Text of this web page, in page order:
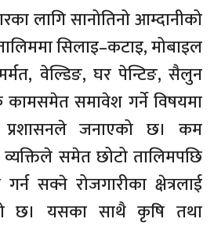
लागि सानोतिनो आम्दानीको
सिलाइ–कटाइ, मोबाइल
वेल्डिङ, घर पेन्टिङ, सैलुन
कामसमेत समावेश गर्ने विषयमा
जनाएको छ। कम
समेत छोटो तालिमपछि
सक्ने रोजगारीका क्षेत्रलाई
छ। यसका साथै कृषि तथा